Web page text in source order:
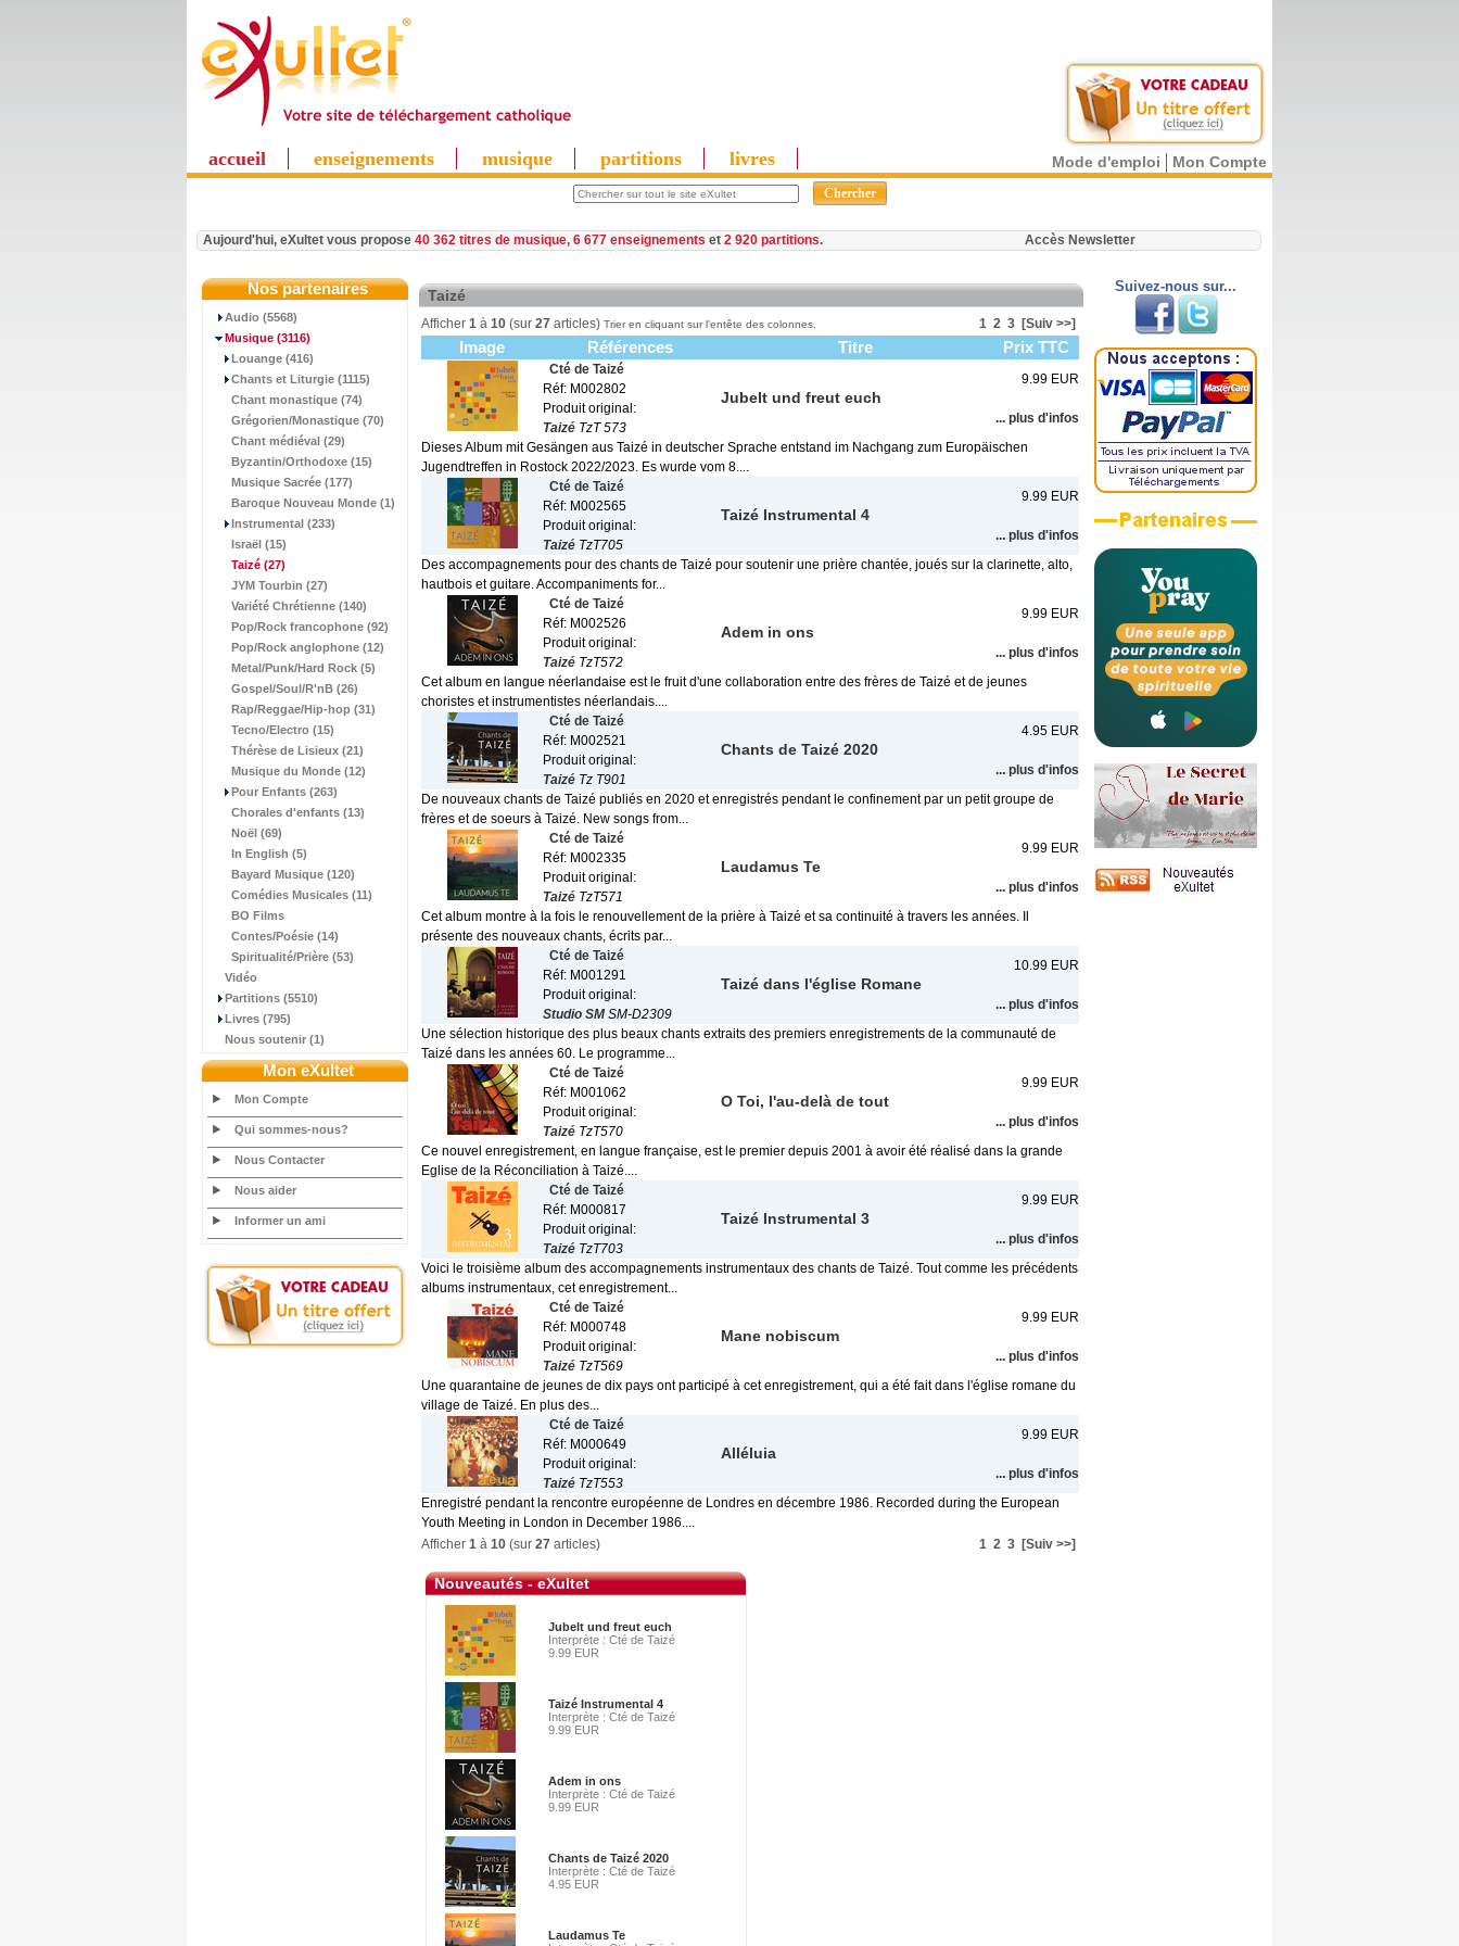
accueil enseignements musique partitions livres Mode d'emploi Mon Compte
Aujourd'hui, eXultet vous propose 40 362 titres de musique, 6 677 enseignements et 2 920 partitions. Accès Newsletter
Nos partenaires
Audio (5568)
Musique (3116)
Louange (416)
Chants et Liturgie (1115)
Chant monastique (74)
Grégorien/Monastique (70)
Chant médiéval (29)
Byzantin/Orthodoxe (15)
Musique Sacrée (177)
Baroque Nouveau Monde (1)
Instrumental (233)
Israël (15)
Taizé (27)
JYM Tourbin (27)
Variété Chrétienne (140)
Pop/Rock francophone (92)
Pop/Rock anglophone (12)
Metal/Punk/Hard Rock (5)
Gospel/Soul/R'nB (26)
Rap/Reggae/Hip-hop (31)
Tecno/Electro (15)
Thérèse de Lisieux (21)
Musique du Monde (12)
Pour Enfants (263)
Chorales d'enfants (13)
Noël (69)
In English (5)
Bayard Musique (120)
Comédies Musicales (11)
BO Films
Contes/Poésie (14)
Spiritualité/Prière (53)
Vidéo
Partitions (5510)
Livres (795)
Nous soutenir (1)
Mon eXultet
Mon Compte
Qui sommes-nous?
Nous Contacter
Nous aider
Informer un ami
Taizé
Afficher 1 à 10 (sur 27 articles) Trier en cliquant sur l'entête des colonnes. 1 2 3 [Suiv >>]
Image Références Titre Prix TTC
Cté de Taizé
Réf: M002802
Produit original:
Taizé TzT 573
Jubelt und freut euch
9.99 EUR
... plus d'infos
Dieses Album mit Gesängen aus Taizé in deutscher Sprache entstand im Nachgang zum Europäischen
Jugendtreffen in Rostock 2022/2023. Es wurde vom 8....
Cté de Taizé
Réf: M002565
Produit original:
Taizé TzT705
Taizé Instrumental 4
9.99 EUR
... plus d'infos
Des accompagnements pour des chants de Taizé pour soutenir une prière chantée, joués sur la clarinette, alto,
hautbois et guitare. Accompaniments for...
Cté de Taizé
Réf: M002526
Produit original:
Taizé TzT572
Adem in ons
9.99 EUR
... plus d'infos
Cet album en langue néerlandaise est le fruit d'une collaboration entre des frères de Taizé et de jeunes
choristes et instrumentistes néerlandais....
Cté de Taizé
Réf: M002521
Produit original:
Taizé Tz T901
Chants de Taizé 2020
4.95 EUR
... plus d'infos
De nouveaux chants de Taizé publiés en 2020 et enregistrés pendant le confinement par un petit groupe de
frères et de soeurs à Taizé. New songs from...
Cté de Taizé
Réf: M002335
Produit original:
Taizé TzT571
Laudamus Te
9.99 EUR
... plus d'infos
Cet album montre à la fois le renouvellement de la prière à Taizé et sa continuité à travers les années. Il
présente des nouveaux chants, écrits par...
Cté de Taizé
Réf: M001291
Produit original:
Studio SM SM-D2309
Taizé dans l'église Romane
10.99 EUR
... plus d'infos
Une sélection historique des plus beaux chants extraits des premiers enregistrements de la communauté de
Taizé dans les années 60. Le programme...
Cté de Taizé
Réf: M001062
Produit original:
Taizé TzT570
O Toi, l'au-delà de tout
9.99 EUR
... plus d'infos
Ce nouvel enregistrement, en langue française, est le premier depuis 2001 à avoir été réalisé dans la grande
Eglise de la Réconciliation à Taizé....
Cté de Taizé
Réf: M000817
Produit original:
Taizé TzT703
Taizé Instrumental 3
9.99 EUR
... plus d'infos
Voici le troisième album des accompagnements instrumentaux des chants de Taizé. Tout comme les précédents
albums instrumentaux, cet enregistrement...
Cté de Taizé
Réf: M000748
Produit original:
Taizé TzT569
Mane nobiscum
9.99 EUR
... plus d'infos
Une quarantaine de jeunes de dix pays ont participé à cet enregistrement, qui a été fait dans l'église romane du
village de Taizé. En plus des...
Cté de Taizé
Réf: M000649
Produit original:
Taizé TzT553
Alléluia
9.99 EUR
... plus d'infos
Enregistré pendant la rencontre européenne de Londres en décembre 1986. Recorded during the European
Youth Meeting in London in December 1986....
Afficher 1 à 10 (sur 27 articles) 1 2 3 [Suiv >>]
Nouveautés - eXultet
Jubelt und freut euch
Interprète : Cté de Taizé
9.99 EUR
Taizé Instrumental 4
Interprète : Cté de Taizé
9.99 EUR
Adem in ons
Interprète : Cté de Taizé
9.99 EUR
Chants de Taizé 2020
Interprète : Cté de Taizé
4.95 EUR
Laudamus Te
Suivez-nous sur...